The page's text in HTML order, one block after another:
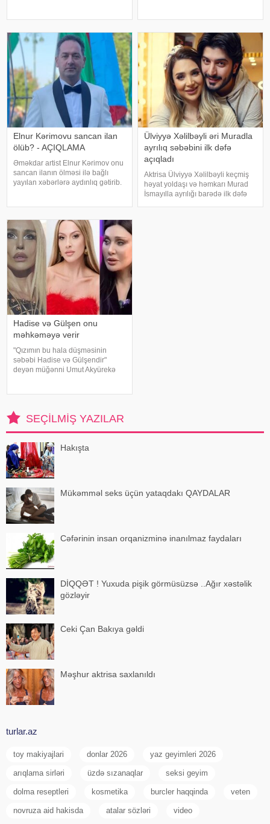
Kanada 2015-ci ildə yarışmay
Günsür və Devrim Özka
Elnur Kərimovu sancan ilan
ölüb? - AÇIQLAMA
Əməkdar artist Elnur Kərimov onu
sancan ilanın ölməsi ilə bağlı
yayılan xəbərlərə aydınlıq gətirib.
açıqlama verməmişəm
Ülviyyə Xəlilbəyli əri Muradla
ayrılıq səbəbini ilk dəfə
açıqladı
Aktrisa Ülviyyə Xəlilbəyli keçmiş
həyat yoldaşı və həmkarı Murad
İsmayılla ayrılığı barədə ilk dəfə
Hadise və Gülşen onu
məhkəməyə verir
"Qızımın bu hala düşməsinin
səbəbi Hadise və Gülşendir"
deyən müğənni Umut Akyürekə
Hadisən
SEÇILMIŞ YAZILAR
Hakışta
Mükəmməl seks üçün yataqdakı QAYDALAR
Cəfərinin insan orqanizminə inanılmaz faydaları
DİQQƏT ! Yuxuda pişik görmüsüzsə ..Ağır xəstəlik
gözləyir
Ceki Çan Bakıya gəldi
Məşhur aktrisa saxlanıldı
turlar.az
toy makiyajlari donlar 2026 yaz geyimleri 2026
arıqlama sirləri üzdə sızanaqlar seksi geyim
dolma reseptleri kosmetika burcler haqqinda veten
novruza aid hakisda atalar sözləri video